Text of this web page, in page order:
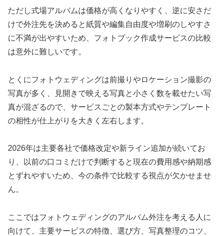
ただし式場アルバムは価格が高くなりやすく、逆に安さだ
けで外注先を決めると紙質や編集自由度や増刷のしやすさ
に不満が出やすいため、フォトブック作成サービスの比較
は意外に難しいです。
とくにフォトウェディングは前撮りやロケーション撮影の
写真が多く、見開きで映える写真と小さく数を載せたい写
真が混ざるので、サービスごとの製本方式やテンプレート
の相性が仕上がりを大きく左右します。
2026年は主要各社で価格改定や新ライン追加が続いてお
り、以前の口コミだけで判断すると現在の費用感や納期感
とずれやすいため、今の条件で比較する視点が欠かせませ
ん。
ここではフォトウェディングのアルバム外注を考える人に
向けて、主要サービスの特徴、選び方、写真整理のコツ、